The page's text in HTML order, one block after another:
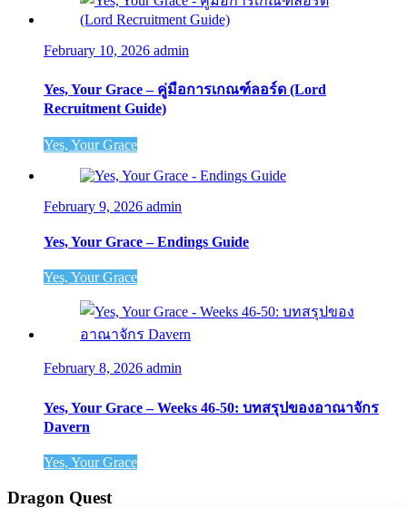
February 10, 2026 admin
Yes, Your Grace – คู่มือการเกณฑ์ลอร์ด (Lord
Recruitment Guide)
Yes, Your Grace
February 9, 2026 admin
Yes, Your Grace – Endings Guide
Yes, Your Grace
February 8, 2026 admin
Yes, Your Grace – Weeks 46-50: บทสรุปของอาณาจักร
Davern
Yes, Your Grace
Dragon Quest